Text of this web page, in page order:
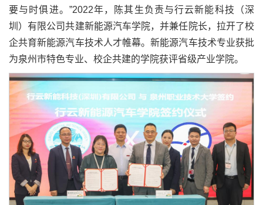
要与时俱进。”2022年，陈其生负责与行云新能科技（深
圳）有限公司共建新能源汽车学院，并兼任院长，拉开了校
企共育新能源汽车技术人才帷幕。新能源汽车技术专业获批
为泉州市特色专业、校企共建的学院获评省级产业学院。